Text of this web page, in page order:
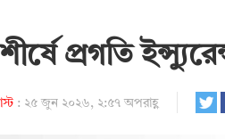
প্রগতি
: ২৫ জুন ২০২৬, ২:৫৭ অপরাহ্ণ